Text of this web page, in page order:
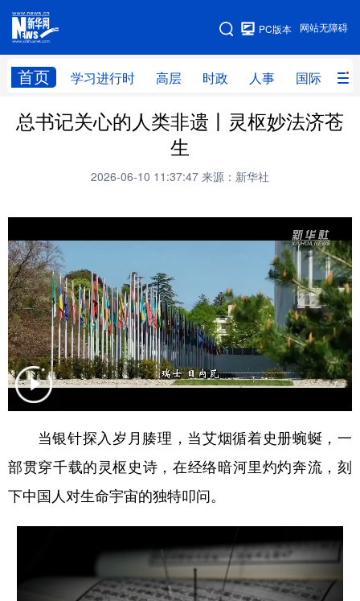
网站无障碍
PC版本
首页 学习进行时 高层 时政 人事 国际 财
网站地图
学习进行时 高层 时政 人事
文化 军事
访谈 视频 图片 政务
法律 中央文件 金融 汽车
食品 人居 信息化 数字经济
学术中国 乡村振兴 银龄 溯源中国
彩票 娱乐 时尚 悦读
公益 一带一路 亚太网
文化产业
总书记关心的人类非遗丨灵枢妙法济苍
生
2026-06-10 11:37:47 来源：新华社
当银针探入岁月腠理，当艾烟循着史册蜿蜒，一
部贯穿千载的灵枢史诗，在经络暗河里灼灼奔流，刻
下中国人对生命宇宙的独特叩问。